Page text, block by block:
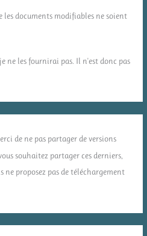
les documents modifiables ne soient
ne les fournirai pas. Il n'est donc pas
de ne pas partager de versions
souhaitez partager ces derniers,
ne proposez pas de téléchargement